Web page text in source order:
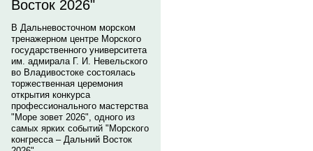
Восток 2026"
В Дальневосточном морском
тренажерном центре Морского
государственного университета
им. адмирала Г. И. Невельского
во Владивостоке состоялась
торжественная церемония
открытия конкурса
профессионального мастерства
"Море зовет 2026", одного из
самых ярких событий "Морского
конгресса – Дальний Восток